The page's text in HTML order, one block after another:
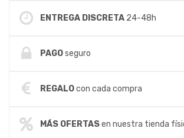
ENTREGA DISCRETA 24-48h
PAGOseguro
REGALOcon cada compra
MÁS OFERTASen nuestra tienda